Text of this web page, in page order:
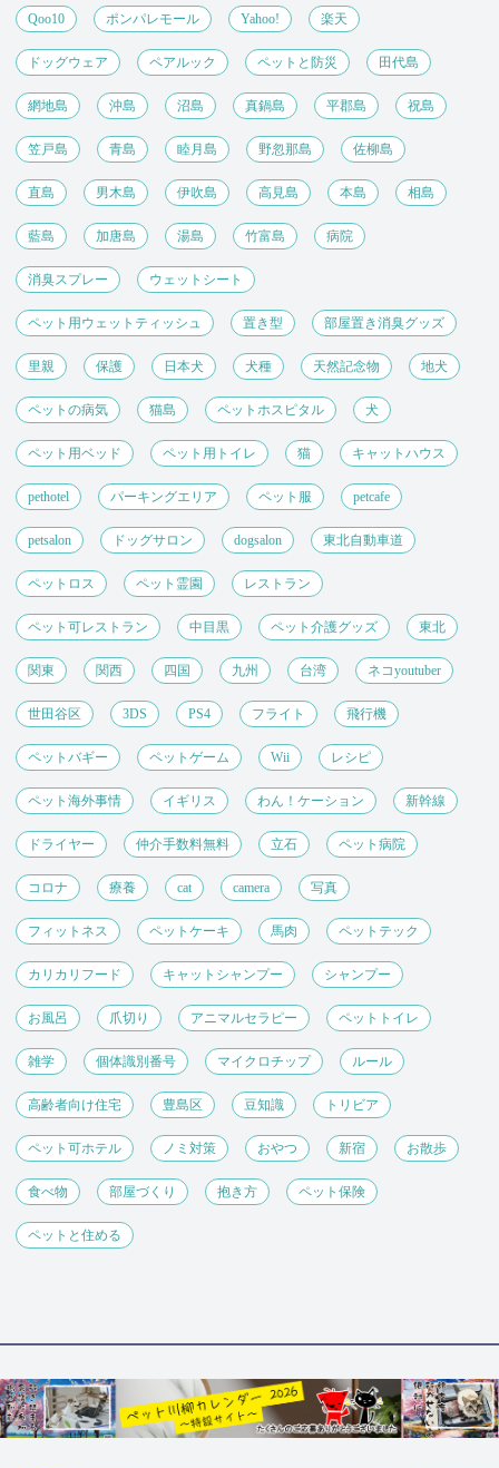
Qoo10 ポンパレモール Yahoo! 楽天
ドッグウェア ペアルック ペットと防災 田代島
網地島 沖島 沼島 真鍋島 平郡島 祝島
笠戸島 青島 睦月島 野忽那島 佐柳島
直島 男木島 伊吹島 高見島 本島 相島
藍島 加唐島 湯島 竹富島 病院
消臭スプレー ウェットシート
ペット用ウェットティッシュ 置き型 部屋置き消臭グッズ
里親 保護 日本犬 犬種 天然記念物 地犬
ペットの病気 猫島 ペットホスピタル 犬
ペット用ベッド ペット用トイレ 猫 キャットハウス
pethotel パーキングエリア ペット服 petcafe
petsalon ドッグサロン dogsalon 東北自動車道
ペットロス ペット霊園 レストラン
ペット可レストラン 中目黒 ペット介護グッズ 東北
関東 関西 四国 九州 台湾 ネコyoutuber
世田谷区 3DS PS4 フライト 飛行機
ペットバギー ペットゲーム Wii レシピ
ペット海外事情 イギリス わん！ケーション 新幹線
ドライヤー 仲介手数料無料 立石 ペット病院
コロナ 療養 cat camera 写真
フィットネス ペットケーキ 馬肉 ペットテック
カリカリフード キャットシャンプー シャンプー
お風呂 爪切り アニマルセラピー ペットトイレ
雑学 個体識別番号 マイクロチップ ルール
高齢者向け住宅 豊島区 豆知識 トリビア
ペット可ホテル ノミ対策 おやつ 新宿 お散歩
食べ物 部屋づくり 抱き方 ペット保険
ペットと住める